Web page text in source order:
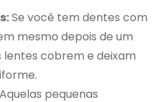
Se você tem dentes com
mesmo depois de um
cobrem e deixam
Aquelas pequenas